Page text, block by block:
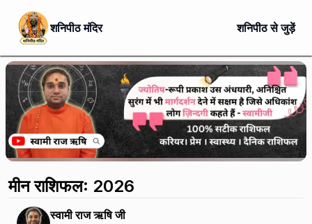
शनिपीठ मंदिर शनिपीठ से जुड़ें
मीन राशिफल: 2026
स्वामी राज ऋषि जी